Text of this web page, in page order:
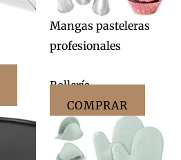
Mangas pasteleras
profesionales
Bollería
COMPRAR